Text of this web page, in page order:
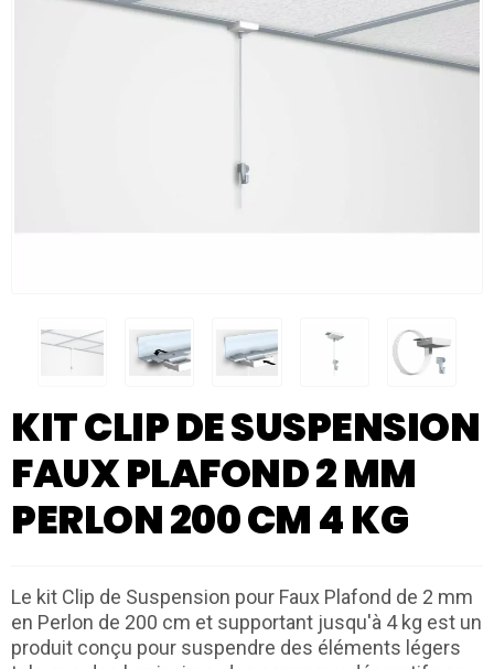
KIT CLIP DE SUSPENSION
FAUX PLAFOND 2 MM
PERLON 200 CM 4 KG
Le kit Clip de Suspension pour Faux Plafond de 2 mm
en Perlon de 200 cm et supportant jusqu'à 4 kg est un
produit conçu pour suspendre des éléments légers